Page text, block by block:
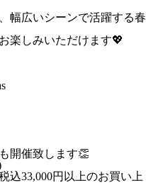
幅広いシーンで活躍する春
楽しみいただけます💖
開催致します👏
込33,000円以上のお買い上